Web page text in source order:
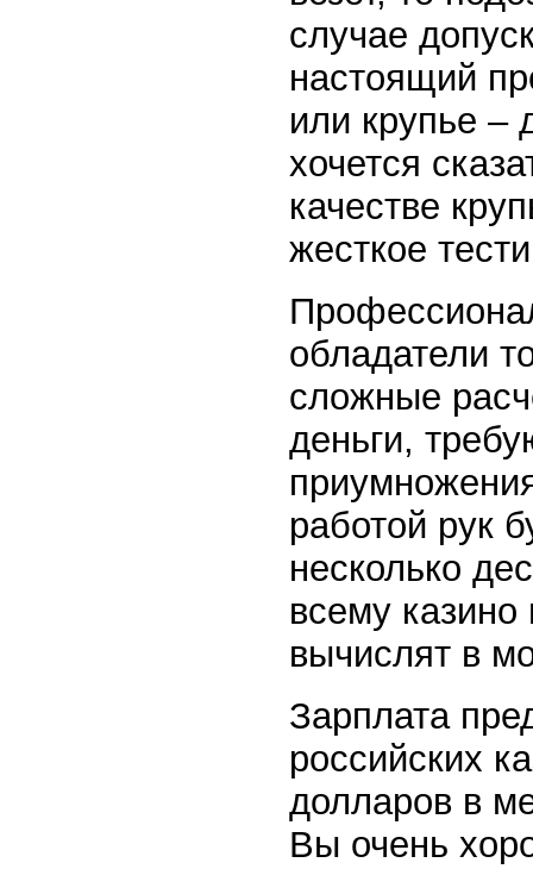
случае
настоящий
или крупье –
хочется
качестве
жесткое
обладатели
сложные
деньги,
работой рук
несколько
всему
вычислят в
Зарплата
российских
долларов в
Вы очень